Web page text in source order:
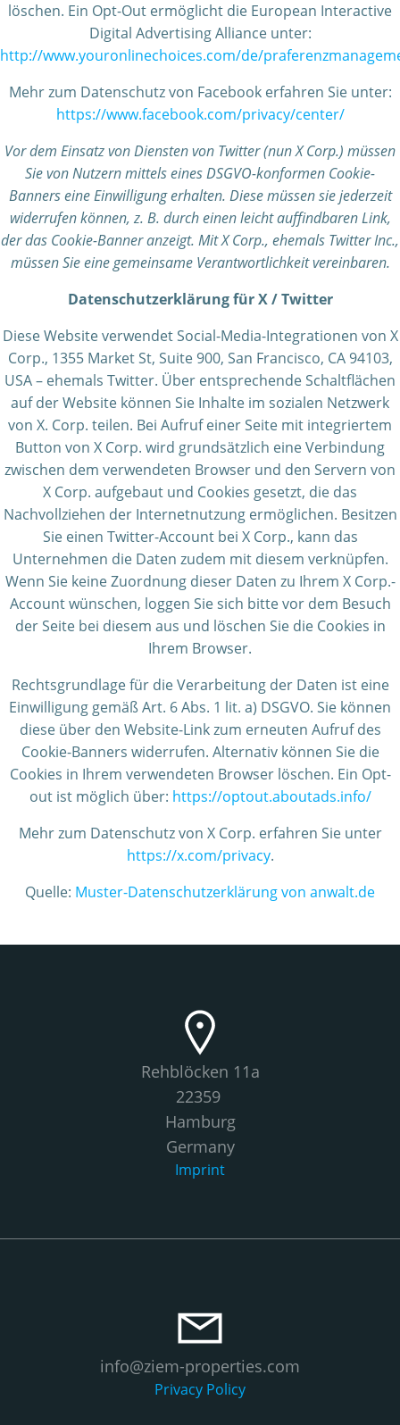
löschen. Ein Opt-Out ermöglicht die European Interactive
Digital Advertising Alliance unter:
http://www.youronlinechoices.com/de/
Mehr zum Datenschutz von Facebook erfahren Sie unter:
https://www.facebook.com/privacy/center/
Vor dem Einsatz von Diensten von Twitter (nun X Corp.) müssen
Sie von Nutzern mittels eines DSGVO-konformen Cookie-
Banners eine Einwilligung erhalten. Diese müssen sie jederzeit
widerrufen können, z. B. durch einen leicht auffindbaren Link,
der das Cookie-Banner anzeigt. Mit X Corp., ehemals Twitter Inc.,
müssen Sie eine gemeinsame Verantwortlichkeit vereinbaren.
Datenschutzerklärung für X / Twitter
Diese Website verwendet Social-Media-Integrationen von X
Corp., 1355 Market St, Suite 900, San Francisco, CA 94103,
USA – ehemals Twitter. Über entsprechende Schaltflächen
auf der Website können Sie Inhalte im sozialen Netzwerk
von X. Corp. teilen. Bei Aufruf einer Seite mit integriertem
Button von X Corp. wird grundsätzlich eine Verbindung
zwischen dem verwendeten Browser und den Servern von
X Corp. aufgebaut und Cookies gesetzt, die das
Nachvollziehen der Internetnutzung ermöglichen. Besitzen
Sie einen Twitter-Account bei X Corp., kann das
Unternehmen die Daten zudem mit diesem verknüpfen.
Wenn Sie keine Zuordnung dieser Daten zu Ihrem X Corp.-
Account wünschen, loggen Sie sich bitte vor dem Besuch
der Seite bei diesem aus und löschen Sie die Cookies in
Ihrem Browser.
Rechtsgrundlage für die Verarbeitung der Daten ist eine
Einwilligung gemäß Art. 6 Abs. 1 lit. a) DSGVO. Sie können
diese über den Website-Link zum erneuten Aufruf des
Cookie-Banners widerrufen. Alternativ können Sie die
Cookies in Ihrem verwendeten Browser löschen. Ein Opt-
out ist möglich über: https://optout.aboutads.info/
Mehr zum Datenschutz von X Corp. erfahren Sie unter
https://x.com/privacy.
Quelle: Muster-Datenschutzerklärung von anwalt.de
Rehblöcken 11a
22359
Hamburg
Germany
Imprint
info@ziem-properties.com
Privacy Policy